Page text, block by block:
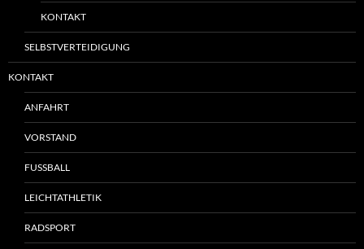
KONTAKT
SELBSTVERTEIDIGUNG
KONTAKT
ANFAHRT
VORSTAND
FUSSBALL
LEICHTATHLETIK
RADSPORT